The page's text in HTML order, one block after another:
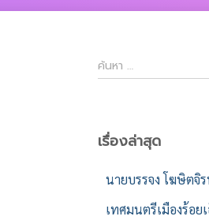
ค้
น
สำ
ค้นหา …
เรื่องล่าสุด
นายบรรจง โฆษิตจิ
เทศมนตรีเมืองร้อย